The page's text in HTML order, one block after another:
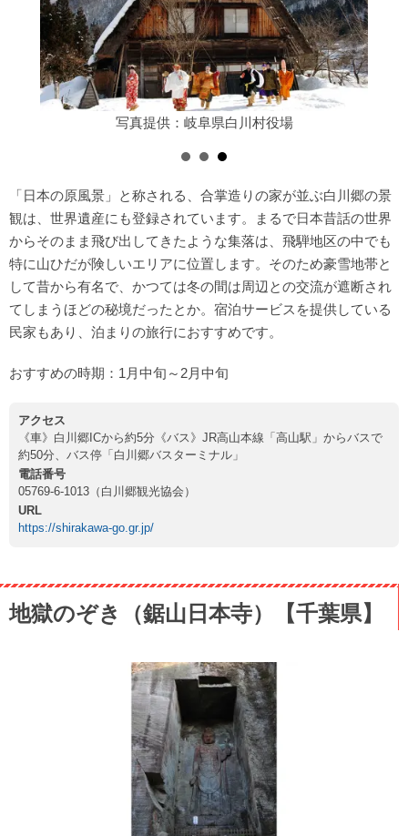
写真提供：岐阜県白川村役場
「日本の原風景」と称される、合掌造りの家が並ぶ白川郷の景
観は、世界遺産にも登録されています。まるで日本昔話の世界
からそのまま飛び出してきたような集落は、飛騨地区の中でも
特に山ひだが険しいエリアに位置します。そのため豪雪地帯と
して昔から有名で、かつては冬の間は周辺との交流が遮断され
てしまうほどの秘境だったとか。宿泊サービスを提供している
民家もあり、泊まりの旅行におすすめです。
おすすめの時期：1月中旬～2月中旬
アクセス
《車》白川郷ICから約5分《バス》JR高山本線「高山駅」からバスで
約50分、バス停「白川郷バスターミナル」
電話番号
05769-6-1013（白川郷観光協会）
URL
https://shirakawa-go.gr.jp/
地獄のぞき（鋸山日本寺）【千葉県】